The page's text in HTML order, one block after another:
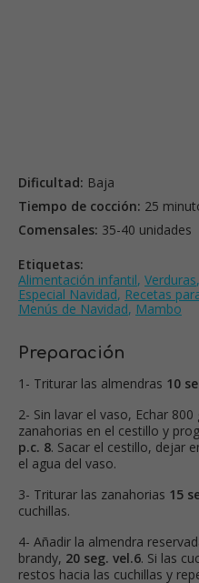
Dificultad: Baja
Tiempo de cocción: 25
Comensales: 35-40 unidades
Etiquetas:
Alimentación infantil, Verduras,
Especial Navidad, Recetas
Menús de Navidad, Mambo
Preparación
1- Triturar las almendras 10
2- Sin lavar el vaso, Echar
zanahorias en el cestillo y
p.c. 8. Sacar el cestillo, dejar
el agua del vaso.
3- Triturar las zanahorias 15
cuchillas.
4- Añadir la almendra
brandy, 20 seg. vel.6. Si las
restos hacia las cuchillas y